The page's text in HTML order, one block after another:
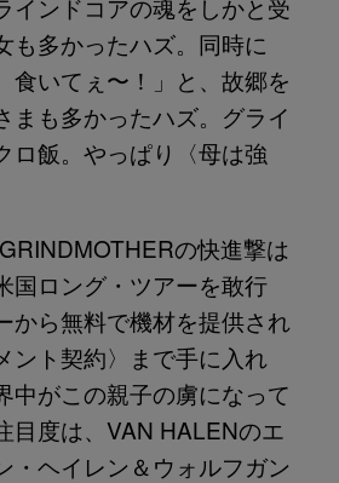
も多かったハズ。同時に
食いてぇ〜！」と、故郷を
まも多かったハズ。グライ
ロ飯。やっぱり〈母は強
の快進撃は
国ロング・ツアーを敢行
から無料で機材を提供され
ント契約〉まで手に入れ
中がこの親子の虜になって
目度は、VAN HALENのエ
・ヘイレン＆ウォルフガン